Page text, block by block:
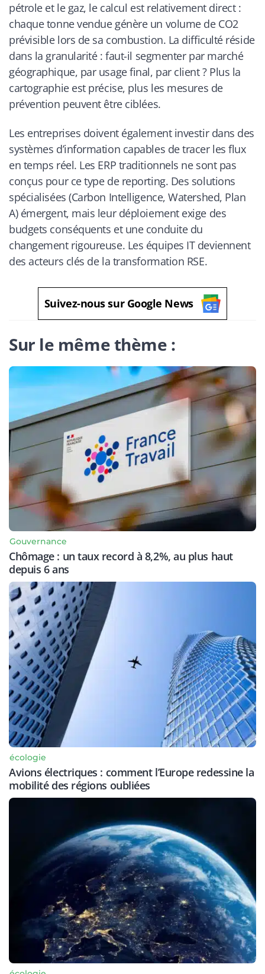
pétrole et le gaz, le calcul est relativement direct :
chaque tonne vendue génère un volume de CO2
prévisible lors de sa combustion. La difficulté réside
dans la granularité : faut-il segmenter par marché
géographique, par usage final, par client ? Plus la
cartographie est précise, plus les mesures de
prévention peuvent être ciblées.
Les entreprises doivent également investir dans des
systèmes d’information capables de tracer les flux
en temps réel. Les ERP traditionnels ne sont pas
conçus pour ce type de reporting. Des solutions
spécialisées (Carbon Intelligence, Watershed, Plan
A) émergent, mais leur déploiement exige des
budgets conséquents et une conduite du
changement rigoureuse. Les équipes IT deviennent
des acteurs clés de la transformation RSE.
Suivez-nous sur Google News
Sur le même thème :
Gouvernance
Chômage : un taux record à 8,2%, au plus haut
depuis 6 ans
écologie
Avions électriques : comment l’Europe redessine la
mobilité des régions oubliées